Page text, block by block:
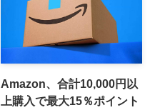
Amazon、合計10,000円以
上購入で最大15％ポイント